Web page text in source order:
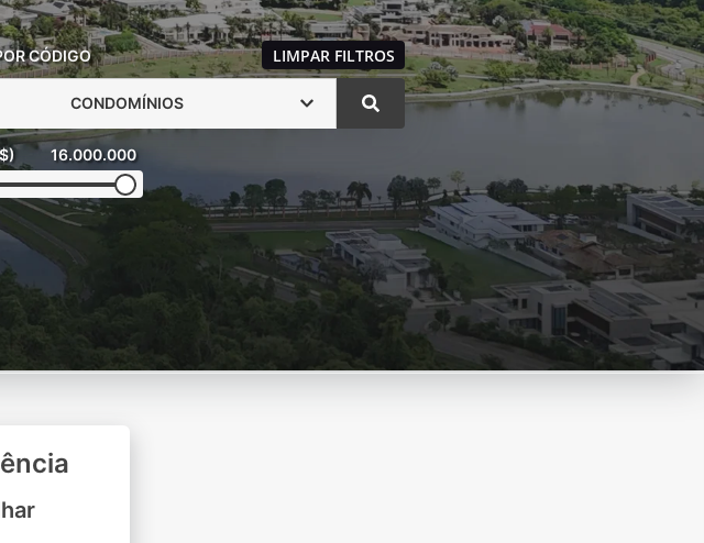
CÓDIGO LIMPAR FILTROS
CONDOMÍNIOS
16.000.000